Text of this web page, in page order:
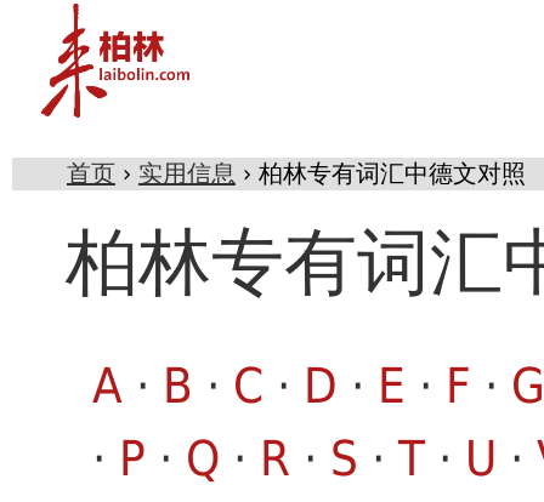
首页 › 实用信息 › 柏林专有词汇中德文对照
柏林专有词汇
A · B · C · D · E · F · G
· P · Q · R · S · T· U ·